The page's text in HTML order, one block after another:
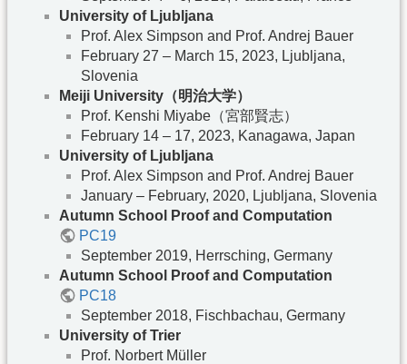
University of Ljubljana
Prof. Alex Simpson and Prof. Andrej Bauer
February 27 – March 15, 2023, Ljubljana,
Slovenia
Meiji University（明治大学）
Prof. Kenshi Miyabe（宮部賢志）
February 14 – 17, 2023, Kanagawa, Japan
University of Ljubljana
Prof. Alex Simpson and Prof. Andrej Bauer
January – February, 2020, Ljubljana, Slovenia
Autumn School Proof and Computation
PC19
September 2019, Herrsching, Germany
Autumn School Proof and Computation
PC18
September 2018, Fischbachau, Germany
University of Trier
Prof. Norbert Müller